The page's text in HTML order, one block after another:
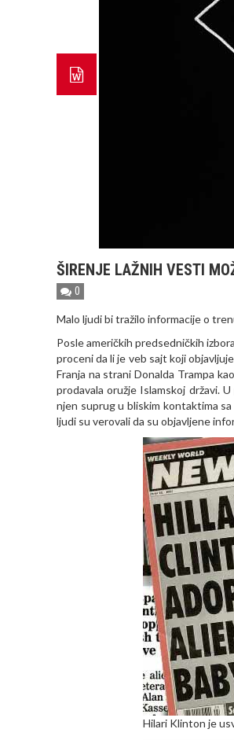
ŠIRENJE LAŽNIH VESTI
0
Malo ljudi bi tražilo informacije o
Posle američkih predsedničkih
proceni da li je veb sajt koji
Franja na strani Donalda Trampa
prodavala oružje Islamskoj državi.
njen suprug u bliskim kontaktima
ljudi su verovali da su objavljene
Hilari Klinton je